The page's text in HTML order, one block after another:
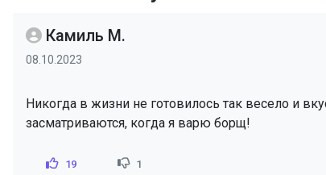
Камиль М.
08.10.2023
Никогда в жизни не готовилось так весело и
засматриваются, когда я варю борщ!
19 1